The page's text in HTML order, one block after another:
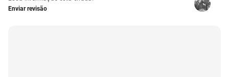
Enviar revisão